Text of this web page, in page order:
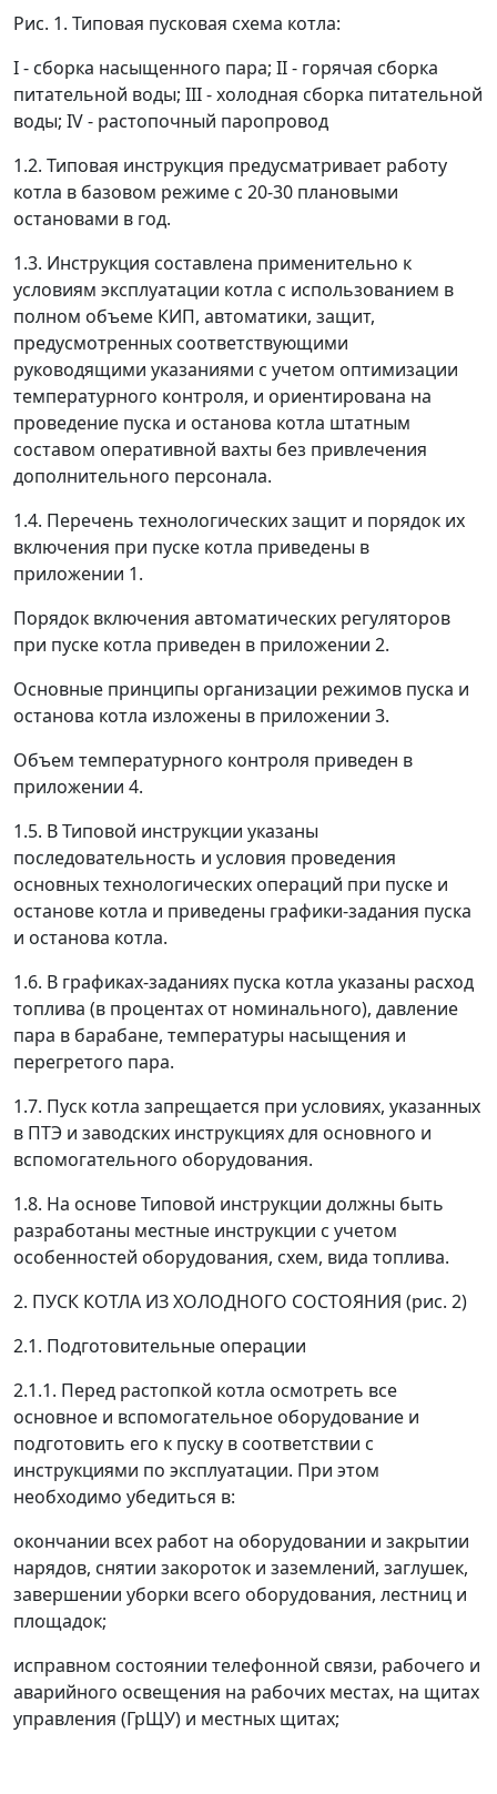
Рис. 1. Типовая пусковая схема котла:
I - сборка насыщенного пара; II - горячая сборка
питательной воды; III - холодная сборка питательной
воды; IV - растопочный паропровод
1.2. Типовая инструкция предусматривает работу
котла в базовом режиме с 20-30 плановыми
остановами в год.
1.3. Инструкция составлена применительно к
условиям эксплуатации котла с использованием в
полном объеме КИП, автоматики, защит,
предусмотренных соответствующими
руководящими указаниями с учетом оптимизации
температурного контроля, и ориентирована на
проведение пуска и останова котла штатным
составом оперативной вахты без привлечения
дополнительного персонала.
1.4. Перечень технологических защит и порядок их
включения при пуске котла приведены в
приложении 1.
Порядок включения автоматических регуляторов
при пуске котла приведен в приложении 2.
Основные принципы организации режимов пуска и
останова котла изложены в приложении 3.
Объем температурного контроля приведен в
приложении 4.
1.5. В Типовой инструкции указаны
последовательность и условия проведения
основных технологических операций при пуске и
останове котла и приведены графики-задания пуска
и останова котла.
1.6. В графиках-заданиях пуска котла указаны расход
топлива (в процентах от номинального), давление
пара в барабане, температуры насыщения и
перегретого пара.
1.7. Пуск котла запрещается при условиях, указанных
в ПТЭ и заводских инструкциях для основного и
вспомогательного оборудования.
1.8. На основе Типовой инструкции должны быть
разработаны местные инструкции с учетом
особенностей оборудования, схем, вида топлива.
2. ПУСК КОТЛА ИЗ ХОЛОДНОГО СОСТОЯНИЯ (рис. 2)
2.1. Подготовительные операции
2.1.1. Перед растопкой котла осмотреть все
основное и вспомогательное оборудование и
подготовить его к пуску в соответствии с
инструкциями по эксплуатации. При этом
необходимо убедиться в:
окончании всех работ на оборудовании и закрытии
нарядов, снятии закороток и заземлений, заглушек,
завершении уборки всего оборудования, лестниц и
площадок;
исправном состоянии телефонной связи, рабочего и
аварийного освещения на рабочих местах, на щитах
управления (ГрЩУ) и местных щитах;